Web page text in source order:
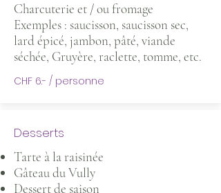
Charcuterie et / ou fromage
Exemples : saucisson, saucisson sec,
lard épicé, jambon, pâté, viande
séchée, Gruyère, raclette, tomme, etc.
CHF 6.- / personne
Desserts
Tarte à la raisinée
Gâteau du Vully
Dessert de saison